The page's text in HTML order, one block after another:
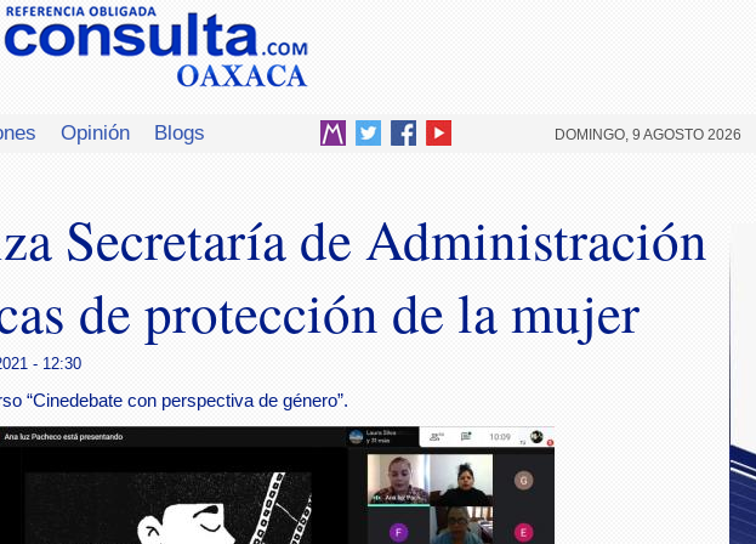
Opinión Blogs DOMINGO, 9 AGOSTO 2026
Secretaría de Administración
de protección de la mujer
- 12:30
“Cinedebate con perspectiva de género”.